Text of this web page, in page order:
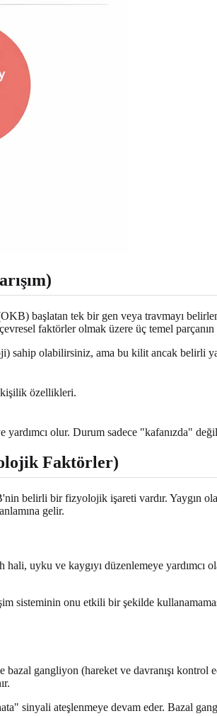
başlatan tek bir gen veya travmayı
faktörler olmak üzere üç temel
olabilirsiniz, ama bu kilit ancak belirli
özellikleri.
olur. Durum sadece "kafanızda"
Faktörler)
belirli bir fizyolojik işareti vardır.
gelir.
uyku ve kaygıyı düzenlemeye yardımcı
sisteminin onu etkili bir şekilde
gangliyon (hareket ve davranışı
sinyali ateşlenmeye devam eder. Bazal